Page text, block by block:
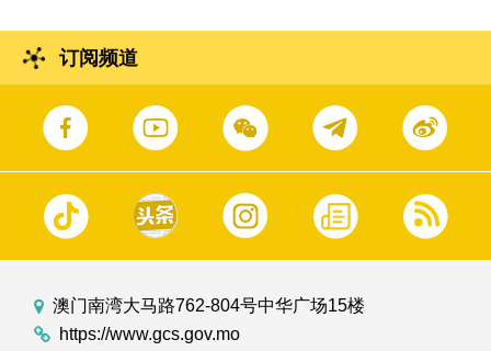
订阅频道
澳门南湾大马路762-804号中华广场15楼
https://www.gcs.gov.mo